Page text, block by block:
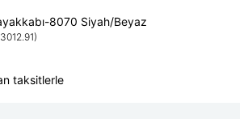
8070 Siyah/Beyaz
taksitlerle